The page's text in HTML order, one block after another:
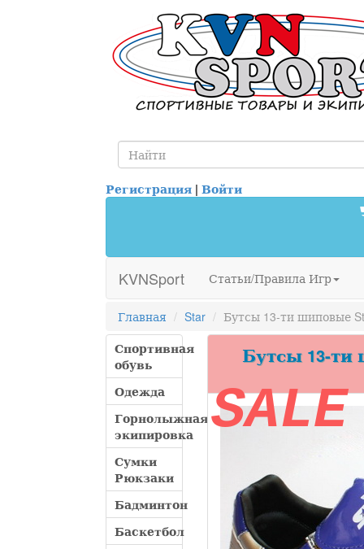
Регистрация | Войти
KVNSport Статьи/Правила Игр
Главная Star
Бутсы 13-ти шиповые
Спортивная
обувь
Одежда
Горнолыжная
экипировка
Сумки
Рюкзаки
Бадминтон
Баскетбол
Бутсы 13-ти
SALE